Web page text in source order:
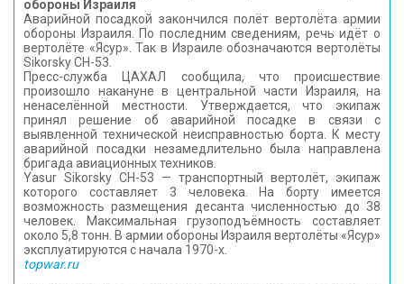
обороны Израиля
Аварийной посадкой закончился полёт вертолёта армии
обороны Израиля. По последним сведениям, речь идёт о
вертолёте «Ясур». Так в Израиле обозначаются вертолёты
Sikorsky CH-53.
Пресс-служба ЦАХАЛ сообщила, что происшествие
произошло накануне в центральной части Израиля, на
ненаселённой местности. Утверждается, что экипаж
принял решение об аварийной посадке в связи с
выявленной технической неисправностью борта. К месту
аварийной посадки незамедлительно была направлена
бригада авиационных техников.
Yasur Sikorsky CH-53 — транспортный вертолёт, экипаж
которого составляет 3 человека. На борту имеется
возможность размещения десанта численностью до 38
человек. Максимальная грузоподъёмность составляет
около 5,8 тонн. В армии обороны Израиля вертолёты «Ясур»
эксплуатируются с начала 1970-х.
topwar.ru